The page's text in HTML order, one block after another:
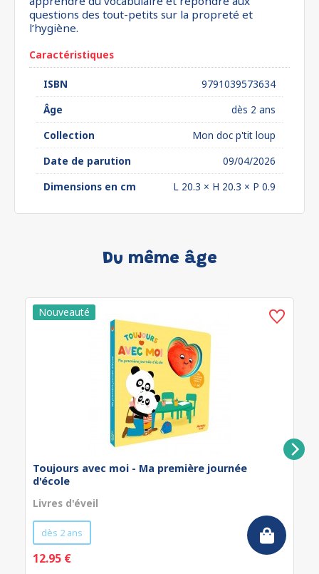
questions des tout-petits sur la propreté et
l’hygiène.
Caractéristiques
ISBN
9791039573634
Âge
dès 2 ans
Collection
Mon doc p'tit loup
Date de parution
09/04/2026
Dimensions en cm
L 20.3 × H 20.3 × P 0.9
Du même âge
Toujours avec moi - Ma première journée
d'école
Livres d'éveil
dès 2 ans
12.95 €